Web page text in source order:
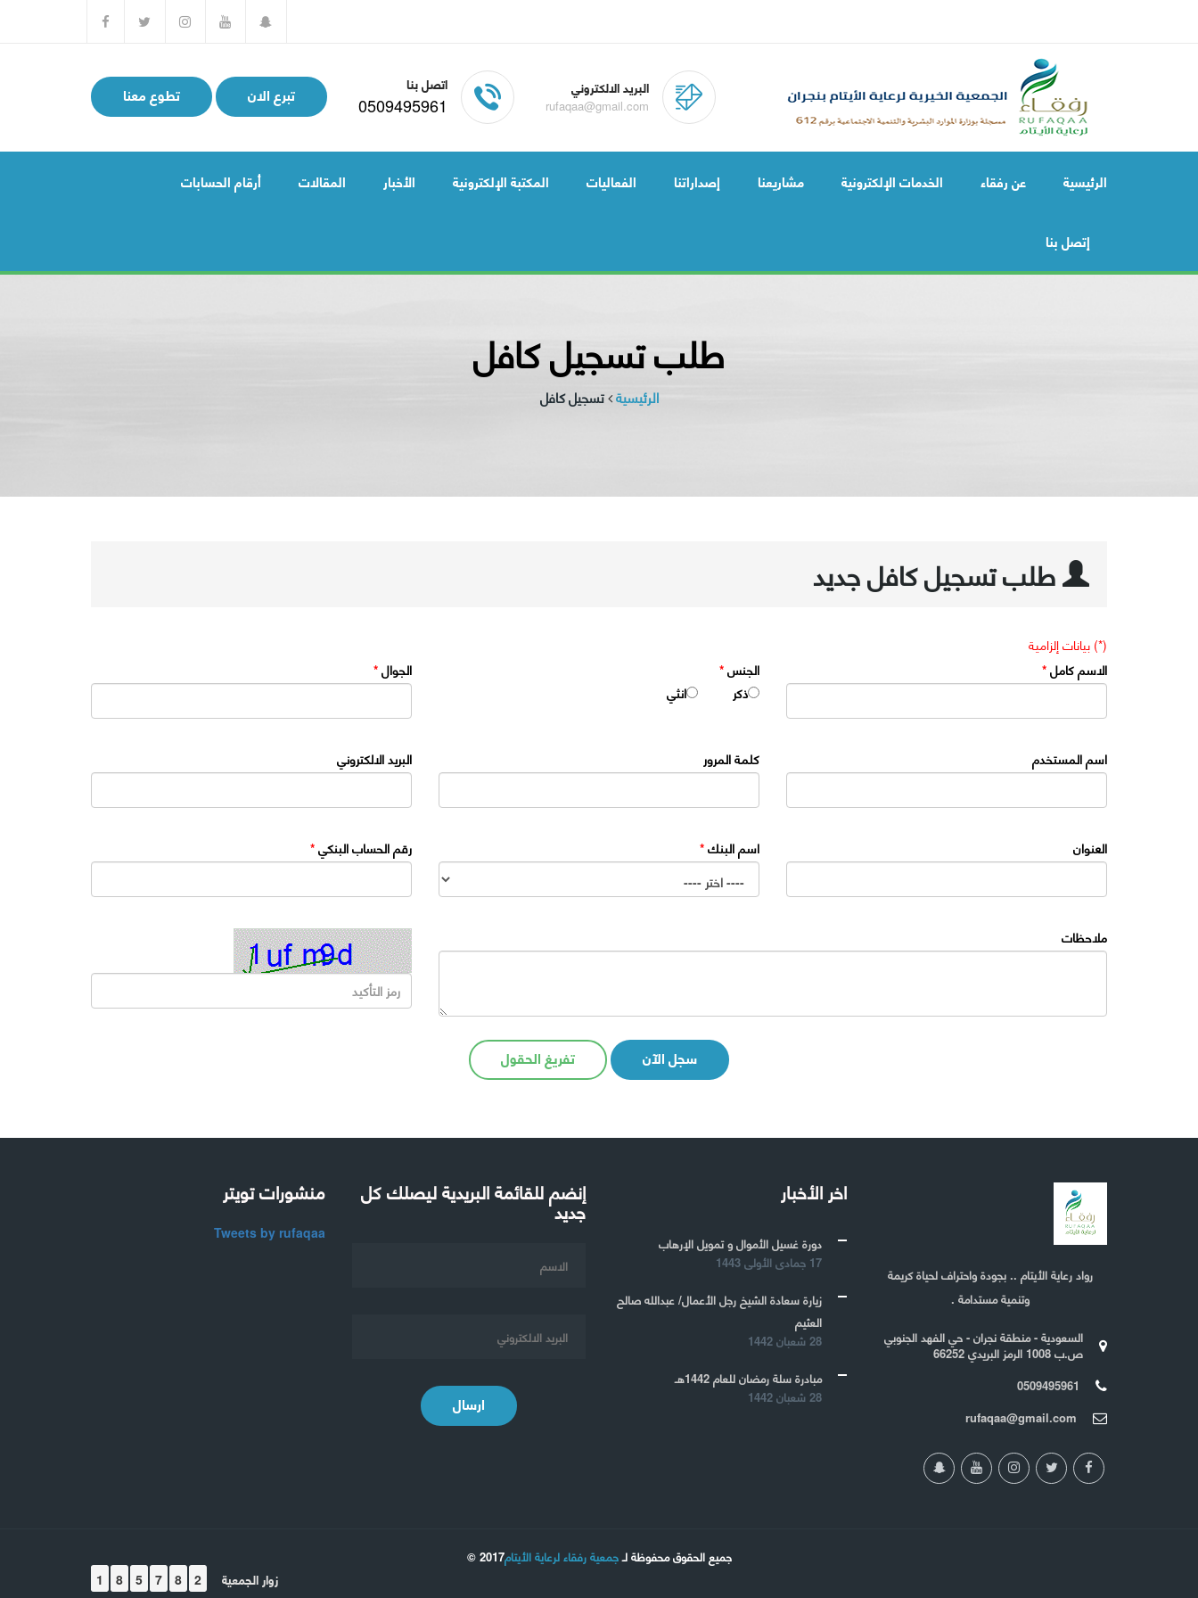
البريد الالكتروني
rufaqaa@gmail.com
اتصل بنا
0509495961 تبرع الان تطوع معنا
الرئيسية عن رفقاء الخدمات الإلكترونية مشاريعنا إصداراتنا الفعاليات المكتبة الإلكترونية الأخبار المقالات أرقام الحسابات
إتصل بنا
طلب تسجيل كافل
الرئيسية تسجيل كافل
طلب تسجيل كافل جديد
(*) بيانات إلزامية
الاسم كامل * الجنس *
ذكر
انثي
الجوال *
اسم المستخدم كلمة المرور البريد الالكتروني
العنوان اسم البنك * رقم الحساب البنكي *
ملاحظات
سجل الآن تفريغ الحقول
رواد رعاية الأيتام .. بجودة واحتراف لحياة كريمة
وتنمية مستدامة .
السعودية - منطقة نجران - حي الفهد الجنوبي
ص.ب 1008 الرمز البريدي 66252
0509495961
rufaqaa@gmail.com
اخر الأخبار
دورة غسيل الأموال و تمويل الإرهاب
17 جمادى الأولى 1443
زيارة سعادة الشيخ رجل الأعمال/ عبدالله صالح
العثيم
28 شعبان 1442
مبادرة سلة رمضان للعام 1442هـ
28 شعبان 1442
إنضم للقائمة البريدية ليصلك كل
جديد
ارسال
منشورات تويتر
Tweets by rufaqaa
جميع الحقوق محفوظة لـجمعية رفقاء لرعاية الأيتام2017 ©
1 8 5 7 8 2 زوار الجمعية